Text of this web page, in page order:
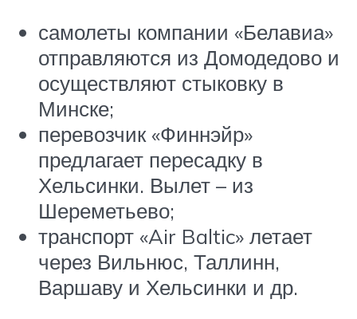
самолеты компании «Белавиа»
отправляются из Домодедово и
осуществляют стыковку в
Минске;
перевозчик «Финнэйр»
предлагает пересадку в
Хельсинки. Вылет – из
Шереметьево;
транспорт «Air Baltic» летает
через Вильнюс, Таллинн,
Варшаву и Хельсинки и др.